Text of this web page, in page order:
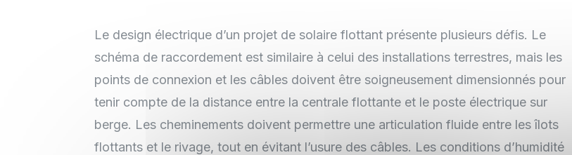
Le design électrique d’un projet de solaire flottant présente plusieurs défis. Le
schéma de raccordement est similaire à celui des installations terrestres, mais les
points de connexion et les câbles doivent être soigneusement dimensionnés pour
tenir compte de la distance entre la centrale flottante et le poste électrique sur
berge. Les cheminements doivent permettre une articulation fluide entre les îlots
flottants et le rivage, tout en évitant l’usure des câbles. Les conditions d’humidité